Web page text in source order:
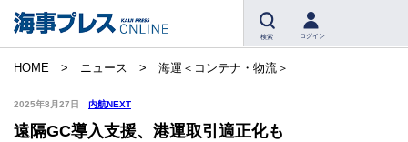
検索 ログイン
HOME ニュース 海運＜コンテナ・物流＞
2025年8月27日 内航NEXT
遠隔GC導入支援、港運取引適正化も